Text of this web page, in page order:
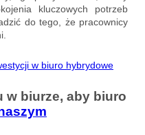
kluczowych potrzeb
do tego, że pracownicy
w biuro hybrydowe
w biurze, aby biuro